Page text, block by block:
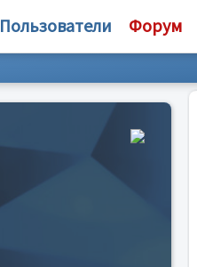
Пользователи Форум